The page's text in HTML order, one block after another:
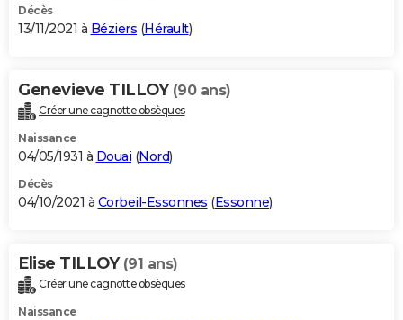
Décès
13/11/2021 à Béziers (Hérault)
Genevieve TILLOY (90 ans)
Créer une cagnotte obsèques
Naissance
04/05/1931 à Douai (Nord)
Décès
04/10/2021 à Corbeil-Essonnes (Essonne)
Elise TILLOY (91 ans)
Créer une cagnotte obsèques
Naissance